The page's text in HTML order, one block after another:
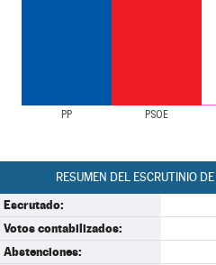
PP PSOE
RESUMEN DEL ESCRUTINIO
Escrutado:
Votos contabilizados:
Abstenciones: